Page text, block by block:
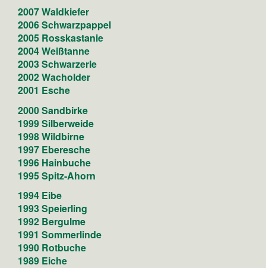
2007 Waldkiefer​
2006 Schwarzpappel
2005 Rosskastanie
2004 Weißtanne
2003 Schwarzerle
2002 Wacholder
2001 Esche
2000 Sandbirke
1999 Silberweide
1998 Wildbirne
1997 Eberesche
1996 Hainbuche
1995 Spitz-Ahorn
1994 Eibe
1993 Speierling
1992 Bergulme
1991 Sommerlinde
1990 Rotbuche
1989 Eiche